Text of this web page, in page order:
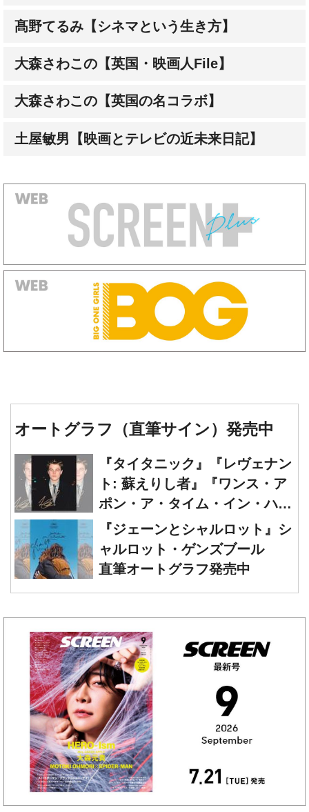
大森さわこの【英国・映画人File】
大森さわこの【英国の名コラボ】
土屋敏男【映画とテレビの近未来日記】
『タイタニック』『レヴェナン
ポン・ア・タイム・イン・ハリ
ウッド』レオナルド・ディカプ
リオ 直筆オートグラフ発売中
『ジェーンとシャルロット』シ
直筆オートグラフ発売中